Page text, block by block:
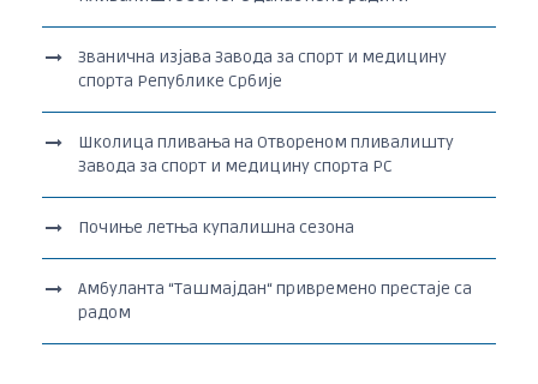
Званична изјава Завода за спорт и медицину
спорта Републике Србије
Школица пливања на Отвореном пливалишту
Завода за спорт и медицину спорта РС
Почиње летња купалишна сезона
Амбуланта “Ташмајдан“ привремено престаје са
радом